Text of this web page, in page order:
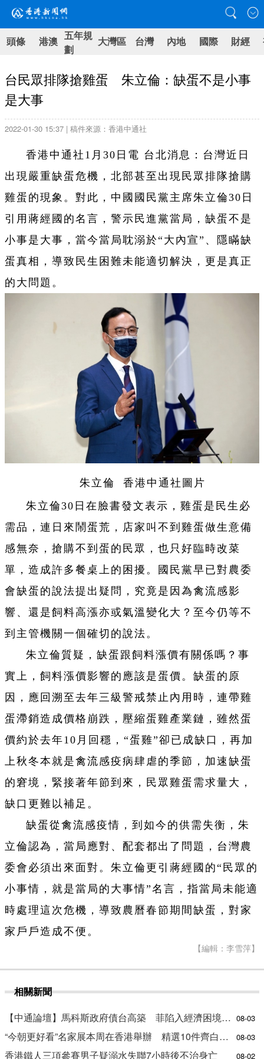
頭條 港澳 五年規
劃
大灣區 台灣 內地 國際 財經
台民眾排隊搶雞蛋 朱立倫：缺蛋不是小事
是大事
2022-01-30 15:37 | 稿件來源：香港中通社
香港中通社1月30日電 台北消息：台灣近日
出現嚴重缺蛋危機，北部甚至出現民眾排隊搶購
雞蛋的現象。對此，中國國民黨主席朱立倫30日
引用蔣經國的名言，警示民進黨當局，缺蛋不是
小事是大事，當今當局耽溺於“大內宣”、隱瞞缺
蛋真相，導致民生困難未能適切解決，更是真正
的大問題。
朱立倫 香港中通社圖片
朱立倫30日在臉書發文表示，雞蛋是民生必
需品，連日來鬧蛋荒，店家叫不到雞蛋做生意備
感無奈，搶購不到蛋的民眾，也只好臨時改菜
單，造成許多餐桌上的困擾。國民黨早已對農委
會缺蛋的說法提出疑問，究竟是因為禽流感影
響、還是飼料高漲亦或氣溫變化大？至今仍等不
到主管機關一個確切的說法。
朱立倫質疑，缺蛋跟飼料漲價有關係嗎？事
實上，飼料漲價影響的應該是蛋價。缺蛋的原
因，應回溯至去年三級警戒禁止內用時，連帶雞
蛋滯銷造成價格崩跌，壓縮蛋雞產業鏈，雖然蛋
價約於去年10月回穩，“蛋雞”卻已成缺口，再加
上秋冬本就是禽流感疫病肆虐的季節，加速缺蛋
的窘境，緊接著年節到來，民眾雞蛋需求量大，
缺口更難以補足。
缺蛋從禽流感疫情，到如今的供需失衡，朱
立倫認為，當局應對、配套都出了問題，台灣農
委會必須出來面對。朱立倫更引蔣經國的“民眾的
小事情，就是當局的大事情”名言，指當局未能適
時處理這次危機，導致農曆春節期間缺蛋，對家
家戶戶造成不便。
【編輯：李雪萍】
相關新聞
【中通論壇】馬科斯政府債台高築 菲陷入經濟困境與南海對抗惡循環？ 08-03
“今朝更好看”名家展本周在香港舉辦 精選10件齊白石作品 08-03
香港鐵人三項參賽男子疑溺水失聯7小時後不治身亡 08-02